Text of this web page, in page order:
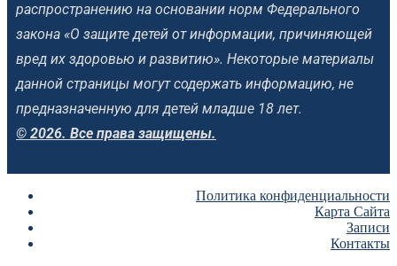
распространению на основании норм Федерального
закона «О защите детей от информации, причиняющей
вред их здоровью и развитию». Некоторые материалы
данной страницы могут содержать информацию, не
предназначенную для детей младше 18 лет.
© 2026. Все права защищены.
Политика конфиденциальности
Карта Сайта
Записи
Контакты